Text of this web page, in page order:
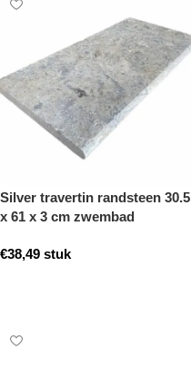
Silver travertin randsteen 30.5
x 61 x 3 cm zwembad
€38,49 stuk